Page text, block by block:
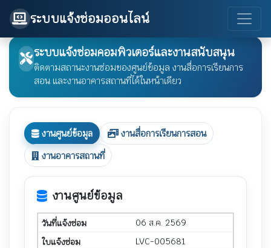
ระบบแจ้งซ่อมออนไลน์
ระบบแจ้งซ่อมคอมพิวเตอร์และงานสนับสนุน
ติดตามสถานะงานซ่อมของศูนย์ข้อมูล งานสื่อการเรียนการ
สอน และงานอาคารสถานที่ได้ในหน้าเดียว
งานศูนย์ข้อมูล
งานสื่อการเรียนการสอน
งานอาคารสถานที่
งานศูนย์ข้อมูล
06 ส.ค. 2569
LVC-005681